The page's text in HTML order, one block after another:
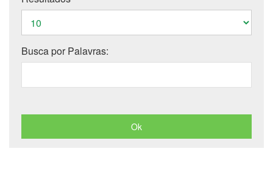
Busca por Palavras: